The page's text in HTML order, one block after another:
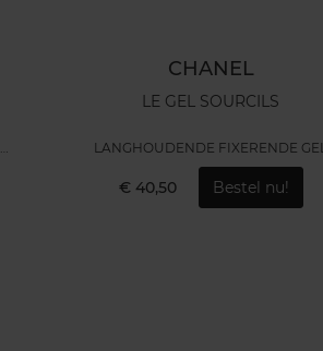
CHANEL
LE GEL SOURCILS
LANGHOUDENDE FIXERENDE GEL
€ 40,50 Bestel nu!